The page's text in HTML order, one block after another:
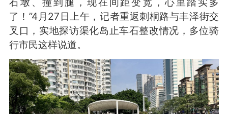
了！”4月27日上午，记者重返刺桐路与丰泽街交
叉口，实地探访渠化岛止车石整改情况，多位骑
行市民这样说道。